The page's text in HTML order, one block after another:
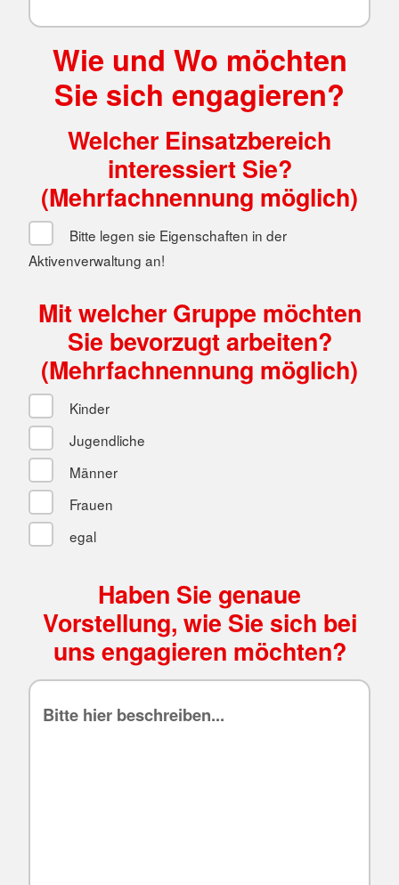
Wie und Wo möchten
Sie sich engagieren?
Welcher Einsatzbereich
interessiert Sie?
(Mehrfachnennung möglich)
Bitte legen sie Eigenschaften in der
Aktivenverwaltung an!
Mit welcher Gruppe möchten
Sie bevorzugt arbeiten?
(Mehrfachnennung möglich)
Kinder
Jugendliche
Männer
Frauen
egal
Haben Sie genaue
Vorstellung, wie Sie sich bei
uns engagieren möchten?